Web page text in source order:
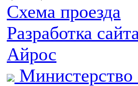
Схема проезда
Разработка
Айрос
Министерство